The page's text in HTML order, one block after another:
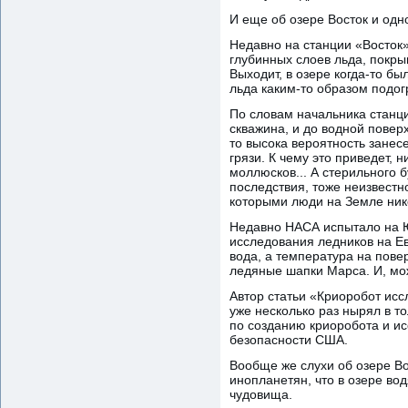
И еще об озере Восток и
Недавно на станции
глубинных слоев льда,
Выходит, в озере когда-то
льда каким-то образом
По словам начальника
скважина, и до водной
то высока вероятность
грязи. К чему это приведет,
моллюсков... А стерильного
последствия, тоже
которыми люди на Земле
Недавно НАСА испытало на
исследования ледников на
вода, а температура на
ледяные шапки Марса. И,
Автор статьи «Криоробот
уже несколько раз нырял в
по созданию криоробота и
безопасности США.
Вообще же слухи об озере
инопланетян, что в озере
чудовища.